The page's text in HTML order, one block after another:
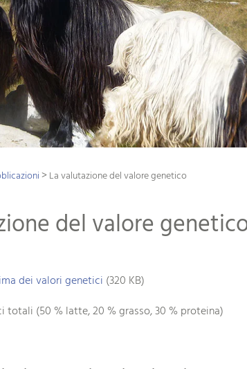
>La valutazione del valore genetico
del valore
dei valori genetici (320 KB)
totali (50 % latte, 20 % grasso, 30 % proteina)